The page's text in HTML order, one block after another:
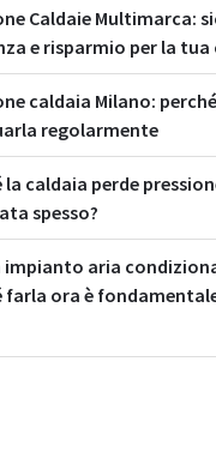
Caldaie Multimarca:
e risparmio per la tua
caldaia Milano:
regolarmente
la caldaia perde
spesso?
impianto aria
farla ora è